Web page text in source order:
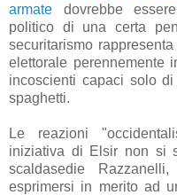
armate dovrebbe
politico di una certa
securitarismo
elettorale perennemente
incoscienti capaci solo
spaghetti.
Le reazioni
iniziativa di Elsir non si
scaldasedie
esprimersi in merito ad